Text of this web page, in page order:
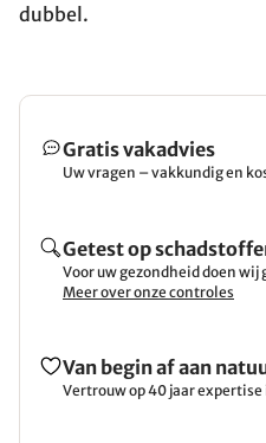
dubbel.
Gratis vakadvies
Uw vragen – vakkundig en
Getest op
Voor uw gezondheid doen wij
Meer over onze controles
Van begin af aan
Vertrouw op 40 jaar